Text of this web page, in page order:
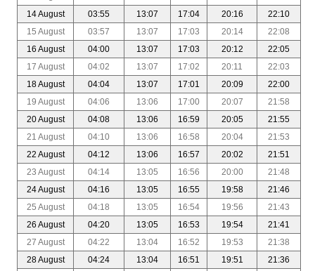
14 August
03:55 13:07 17:04 20:16
22:10
15 August
03:57 13:07 17:03 20:14
22:08
16 August
04:00 13:07 17:03 20:12
22:05
17 August
04:02 13:07 17:02 20:11
22:03
18 August
04:04 13:07 17:01 20:09
22:00
19 August
04:06 13:06 17:00 20:07
21:58
20 August
04:08 13:06 16:59 20:05
21:55
21 August
04:10 13:06 16:58 20:04
21:53
22 August
04:12 13:06 16:57 20:02
21:51
23 August
04:14 13:05 16:56 20:00
21:48
24 August
04:16 13:05 16:55 19:58
21:46
25 August
04:18 13:05 16:54 19:56
21:43
26 August
04:20 13:05 16:53 19:54
21:41
27 August
04:22 13:04 16:52 19:53
21:38
28 August
04:24 13:04 16:51 19:51
21:36